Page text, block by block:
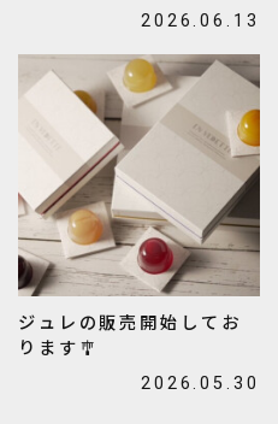
2026.06.13
ジュレの販売開始してお
ります🎐
2026.05.30